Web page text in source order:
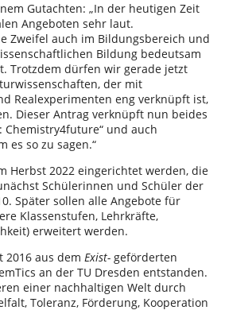
Gutachten: „In der heutigen Zeit
Angeboten sehr laut.
Zweifel auch im Bildungsbereich und
Bildung bedeutsam
Trotzdem dürfen wir gerade jetzt
der mit
Realexperimenten eng verknüpft ist,
Dieser Antrag verknüpft nun beides
und auch
es so zu sagen.“
Herbst 2022 eingerichtet werden, die
Schülerinnen und Schüler der
Später sollen alle Angebote für
Klassenstufen, Lehrkräfte,
erweitert werden.
2016 aus dem Exist-geförderten
an der TU Dresden entstanden.
einer nachhaltigen Welt durch
Toleranz, Förderung, Kooperation